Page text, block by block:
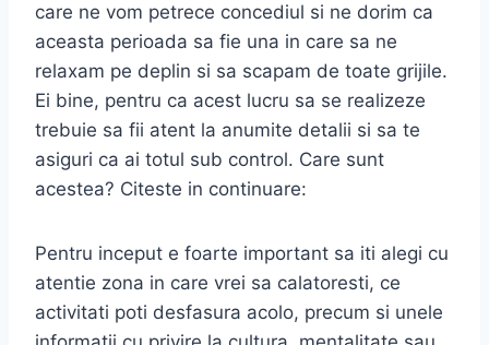
care ne vom petrece concediul si ne dorim ca
aceasta perioada sa fie una in care sa ne
relaxam pe deplin si sa scapam de toate grijile.
Ei bine, pentru ca acest lucru sa se realizeze
trebuie sa fii atent la anumite detalii si sa te
asiguri ca ai totul sub control. Care sunt
acestea? Citeste in continuare:
Pentru inceput e foarte important sa iti alegi cu
atentie zona in care vrei sa calatoresti, ce
activitati poti desfasura acolo, precum si unele